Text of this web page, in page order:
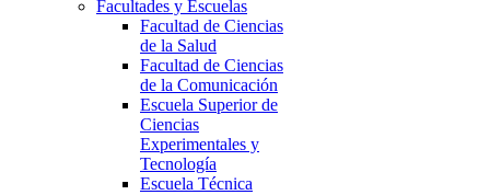
Facultades y Escuelas
Facultad de Ciencias
de la Salud
Facultad de Ciencias
de la Comunicación
Escuela Superior de
Ciencias
Experimentales y
Tecnología
Escuela Técnica